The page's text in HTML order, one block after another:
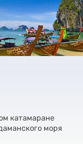
катамаране
моря